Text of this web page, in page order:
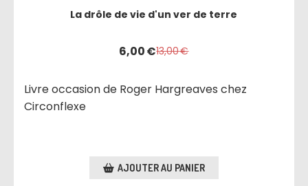
La drôle de vie d'un ver de terre
6,00€13,00€
Livre occasion de Roger Hargreaves chez
Circonflexe
AJOUTER AU PANIER